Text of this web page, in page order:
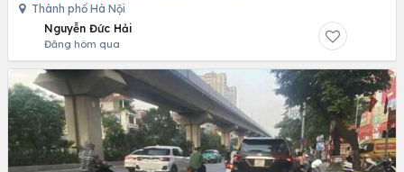
Thành phố Hà Nội
Nguyễn Đức Hải
Đăng hôm qua